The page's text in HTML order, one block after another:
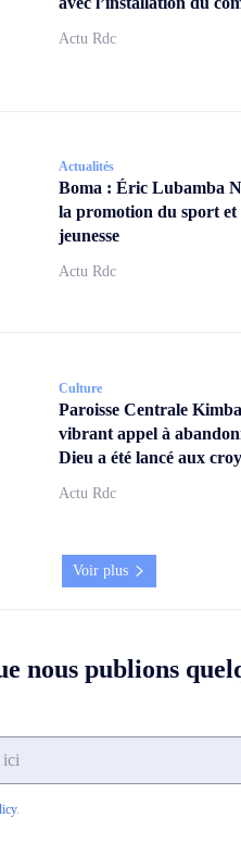
Actu Rdc
Actualités
Boma : Éric Lubamba
la promotion du sport et
jeunesse
Actu Rdc
Culture
Paroisse Centrale
vibrant appel à
Dieu a été lancé aux
Actu Rdc
Voir plus
nous publions
.